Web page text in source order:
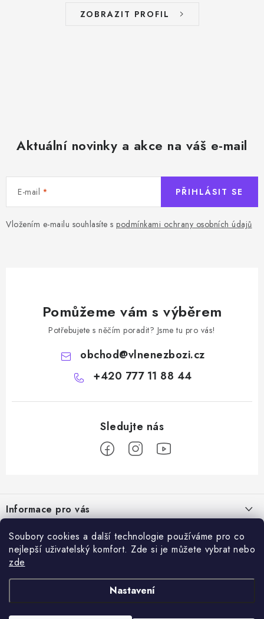
Soubory cookies a další technologie používáme pro co
nejlepší uživatelský komfort. Zde si je můžete vybrat nebo
zde
Nastavení
ZOBRAZIT PROFIL
Aktuální novinky a akce na váš e-mail
E-mail
Vložením e-mailu souhlasíte s podmínkami ochrany osobních údajů
PŘIHLÁSIT SE
Pomůžeme vám s výběrem
Potřebujete s něčím poradit? Jsme tu pro vás!
obchod@vlnenezbozi.cz
+420 777 11 88 44
pInformace pro vás
Doprava a platba
Hodnocení obchodu
Dárky k nákupu
Výměna / vrácení zboží
Vše o nákupu
Kontakty
Rady a tipy
Certifikáty kvality
Přijímáme online platby
Ověřený e-shop